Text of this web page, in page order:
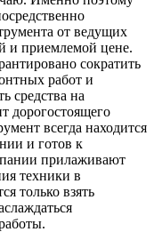
от ведущих
и приемлемой цене.
сократить
работ и
средства на
дорогостоящего
всегда находится
и готов к
прилаживают
техники в
только взять